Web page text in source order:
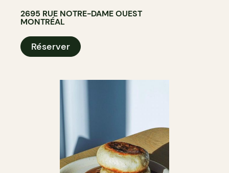
2695 RUE NOTRE-DAME OUEST
MONTRÉAL
Réserver